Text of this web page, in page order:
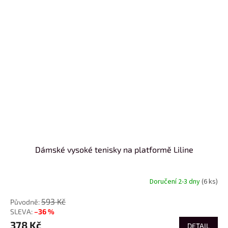
Dámské vysoké tenisky na platformě Liline
Doručení 2-3 dny(6 ks)
593 Kč
–36 %
378 Kč DETAIL